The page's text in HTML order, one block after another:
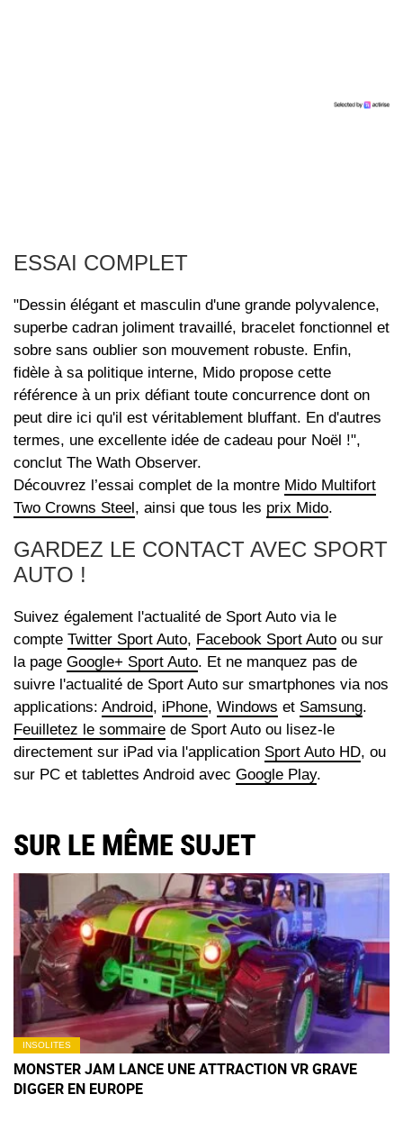
ESSAI COMPLET
"Dessin élégant et masculin d'une grande polyvalence,
superbe cadran joliment travaillé, bracelet fonctionnel et
sobre sans oublier son mouvement robuste. Enfin,
fidèle à sa politique interne, Mido propose cette
référence à un prix défiant toute concurrence dont on
peut dire ici qu'il est véritablement bluffant. En d'autres
termes, une excellente idée de cadeau pour Noël !",
conclut The Wath Observer.
Découvrez l’essai complet de la montre Mido Multifort
Two Crowns Steel , ainsi que tous les prix Mido.
GARDEZ LE CONTACT AVEC SPORT
AUTO !
Suivez également l'actualité de Sport Auto via le
compte Twitter Sport Auto, Facebook Sport Auto ou sur
la page Google+ Sport Auto. Et ne manquez pas de
suivre l'actualité de Sport Auto sur smartphones via nos
applications: Android, iPhone, Windows et Samsung.
Feuilletez le sommaire de Sport Auto ou lisez-le
directement sur iPad via l'application Sport Auto HD, ou
sur PC et tablettes Android avec Google Play.
SUR LE MÊME SUJET
INSOLITES
MONSTER JAM LANCE UNE ATTRACTION VR GRAVE
DIGGER EN EUROPE